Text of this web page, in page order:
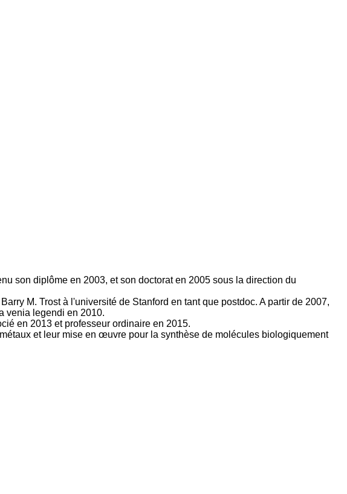
son diplôme en 2003, et son doctorat en 2005 sous la direction du
M. Trost à l'université de Stanford en tant que postdoc. A partir de 2007,
venia legendi en 2010.
en 2013 et professeur ordinaire en 2015.
et leur mise en œuvre pour la synthèse de molécules biologiquement